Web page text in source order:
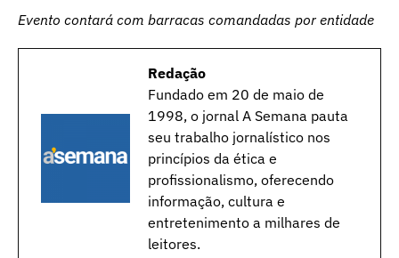
Evento contará com barracas comandadas por entidade
Redação
Fundado em 20 de maio de
1998, o jornal A Semana pauta
seu trabalho jornalístico nos
princípios da ética e
profissionalismo, oferecendo
informação, cultura e
entretenimento a milhares de
leitores.